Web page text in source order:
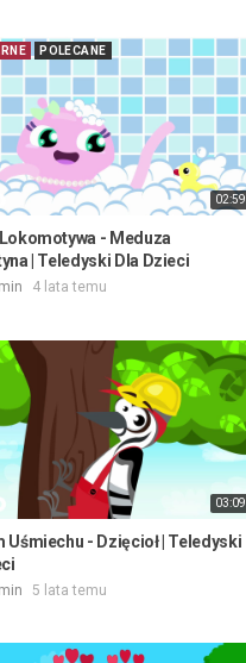
02:59
POLECANE
Lokomotywa - Meduza
| Teledyski Dla Dzieci
4 lata temu
03:09
Uśmiechu - Dzięcioł | Teledyski
5 lata temu